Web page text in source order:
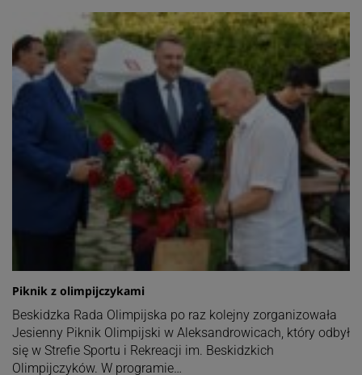
Piknik z olimpijczykami
Beskidzka Rada Olimpijska po raz kolejny zorganizowała
Jesienny Piknik Olimpijski w Aleksandrowicach, który odbył
się w Strefie Sportu i Rekreacji im. Beskidzkich
Olimpijczyków. W programie…